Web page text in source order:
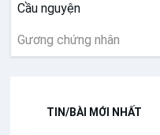
Cầu nguyện
Gương chứng nhân
TIN/BÀI MỚI NHẤT